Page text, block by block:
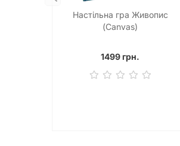
Настільна гра Живопис
(Canvas)
1499 грн.